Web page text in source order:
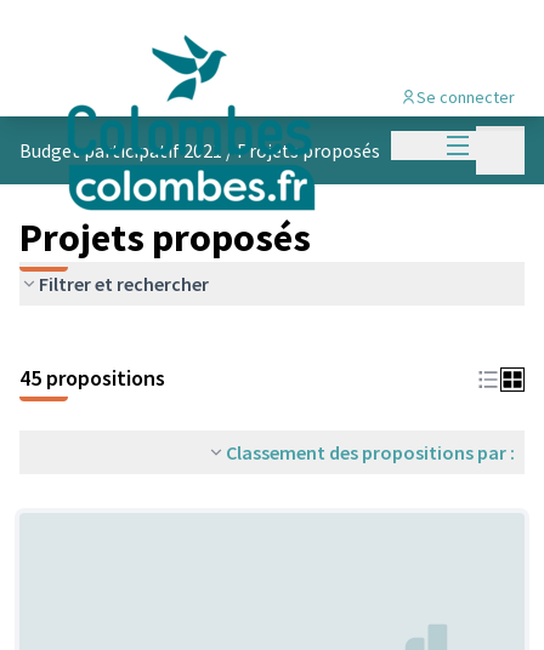
Menu
Se connecter
Budget participatif 2021 /Projets proposés
Projets proposés
Filtrer et rechercher
45 propositions
Classement des propositions par :